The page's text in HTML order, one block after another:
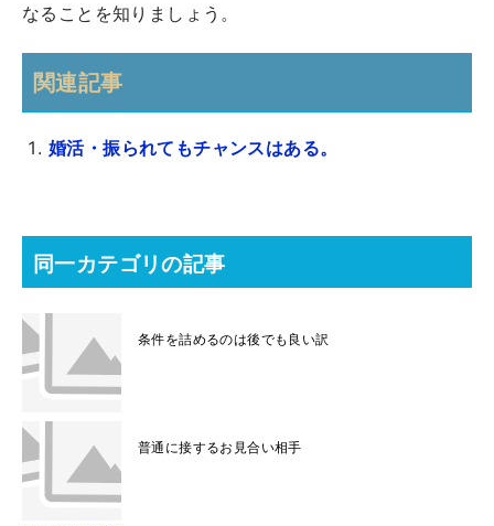
なることを知りましょう。
関連記事
婚活・振られてもチャンスはある。
同一カテゴリの記事
条件を詰めるのは後でも良い訳
普通に接するお見合い相手